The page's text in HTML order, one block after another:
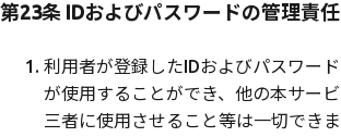
第23条 IDおよびパスワードの管理責任
利用者が登録したIDおよびパスワー
が使用することができ、他の本サー
三者に使用させること等は一切できま